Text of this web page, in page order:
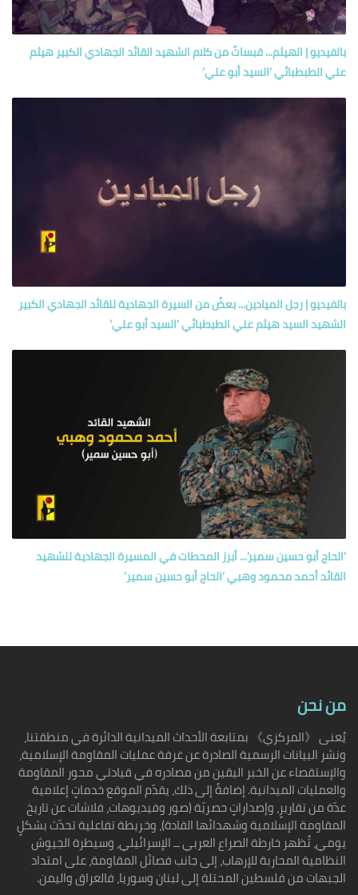
بالفيديو | الهيثم... قبساتٌ من كلام الشهيد القائد الجهادي الكبير هيثم
علي الطبطبائي ’السيد أبو علي’
بالفيديو | رجل الميادين... بعضٌ من السيرة الجهادية للقائد الجهادي الكبير
الشهيد السيد هيثم علي الطبطبائي ’السيد أبو علي’
’الحاج أبو حسين سمير’... أبرز المحطات في المسيرة الجهادية للشهيد
القائد أحمد محمود وهبي ’الحاج أبو حسين سمير’
من نحن
يُعنى 《المركزي》 بمتابعة الأحداث الميدانية الدائرة في منطقتنا،
ونشر البيانات الرسمية الصادرة عن غرفة عمليات المقاومة الإسلامية،
والإستقصاء عن الخبر اليقين من مصادره في قيادتي محور المقاومة
والعمليات الميدانية. إضافةً إلى ذلك، يقدّم الموقع خدماتٍ إعلامية
عدّة من تقاريرٍ، وإصداراتٍ حصريّة (صور وفيديوهات، فلاشات عن تاريخ
المقاومة الإسلامية وشهدائها القادة)، وخريطة تفاعلية تحدّث بشكلٍ
يومي، تُظهر خارطة الصراع العربي ــ الإسرائيلي، وسيطرة الجيوش
النظامية المحاربة للإرهاب، إلى جانب فصائل المقاومة، على امتداد
الجبهات من فلسطين المحتلة إلى لبنان وسوريا، فالعراق واليمن.